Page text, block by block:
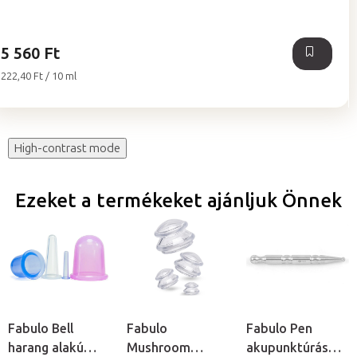
5 560 Ft
Egységár:
222,40 Ft / 10 ml
High-contrast mode
Ezeket a termékeket ajánljuk Önnek
Fabulo Bell
harang alakú
Fabulo
Mushroom
Fabulo Pen
akupunktúrás